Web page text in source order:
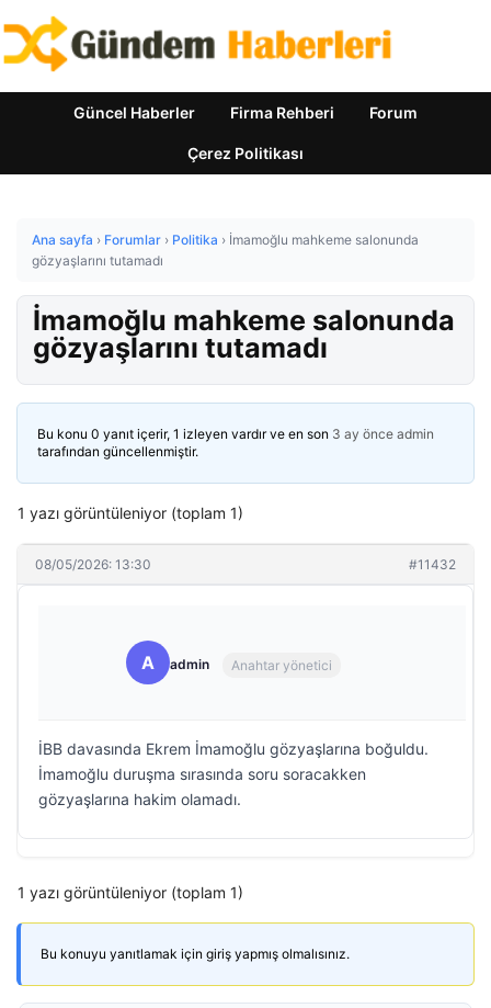
Güncel Haberler Firma Rehberi Forum
Çerez Politikası
Ana sayfa › Forumlar › Politika › İmamoğlu mahkeme salonunda
gözyaşlarını tutamadı
İmamoğlu mahkeme salonunda
gözyaşlarını tutamadı
Bu konu 0 yanıt içerir, 1 izleyen vardır ve en son 3 ay önce admin
tarafından güncellenmiştir.
1 yazı görüntüleniyor (toplam 1)
08/05/2026: 13:30 #11432
A admin Anahtar yönetici
İBB davasında Ekrem İmamoğlu gözyaşlarına boğuldu.
İmamoğlu duruşma sırasında soru soracakken
gözyaşlarına hakim olamadı.
1 yazı görüntüleniyor (toplam 1)
Bu konuyu yanıtlamak için giriş yapmış olmalısınız.